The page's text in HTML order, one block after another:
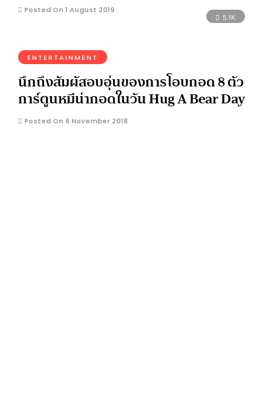
Posted On 1 August 2019
5.1K
ENTERTAINMENT
นึกถึงสัมผัสอบอุ่นของการโอบกอด 8 ตัว
การ์ตูนหมีน่ากอดในวัน Hug A Bear Day
Posted On 6 November 2018